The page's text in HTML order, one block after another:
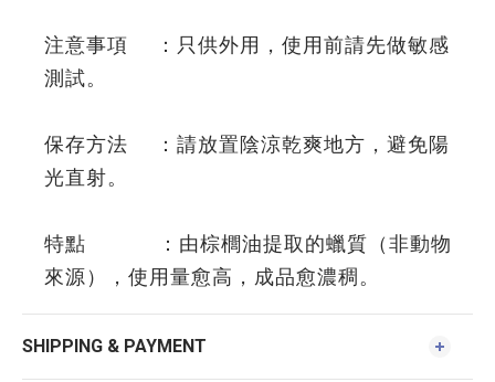
注意事項 ：只供外用，使用前請先做敏感
測試。
保存方法 ：請放置陰涼乾爽地方，避免陽
光直射。
特點 ：由棕櫚油提取的蠟質（非動物
來源），使用量愈高，成品愈濃稠。
SHIPPING & PAYMENT